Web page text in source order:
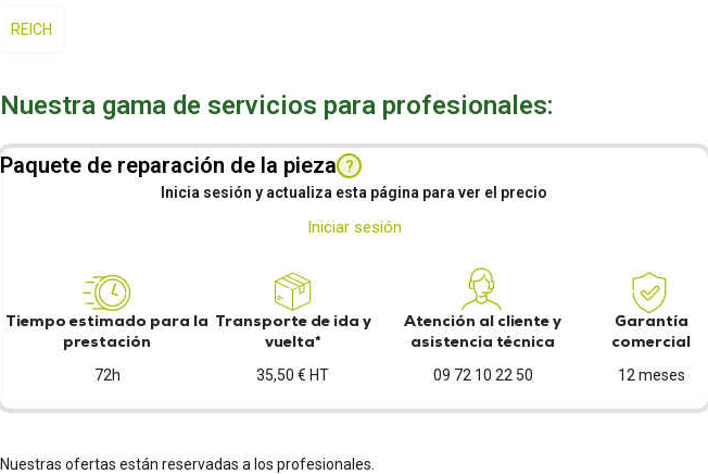
REICH
Nuestra gama de servicios para profesionales:
Paquete de reparación de la pieza ?
Inicia sesión y actualiza esta página para ver el precio
Iniciar sesión
Tiempo estimado para la
prestación
72h
Transporte de ida y
vuelta*
35,50 € HT
Atención al cliente y
asistencia técnica
09 72 10 22 50
Garantía
comercial
12 meses
Nuestras ofertas están reservadas a los profesionales.